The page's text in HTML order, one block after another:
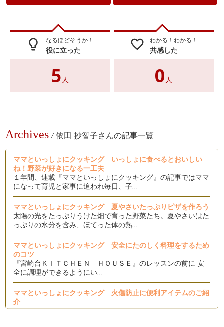
lightbulb_outline なるほどそうか！
役に立った
5 人
favorite_border わかる！わかる！
共感した
0 人
Archives / 依田 抄智子さんの記事一覧
ママといっしょにクッキング いっしょに食べるとおいしい
ね！野菜が好きになる一工夫
１年間、連載『ママといっしょにクッキング』の記事ではママ
になって育児と家事に追われ毎日、子…
ママといっしょにクッキング 夏やさいたっぷりピザを作ろう
太陽の光をたっぷりうけた畑で育った野菜たち。夏やさいはた
っぷりの水分を含み、ほてった体の熱…
ママといっしょにクッキング 安全にたのしく料理をするため
のコツ
『宮崎台ＫＩＴＣＨＥＮ ＨＯＵＳＥ』のレッスンの前に 安
全に調理ができるようにい…
ママといっしょにクッキング 火傷防止に便利アイテムのご紹
介
これまでママといっしょにクッキングではお子さまといっしょ